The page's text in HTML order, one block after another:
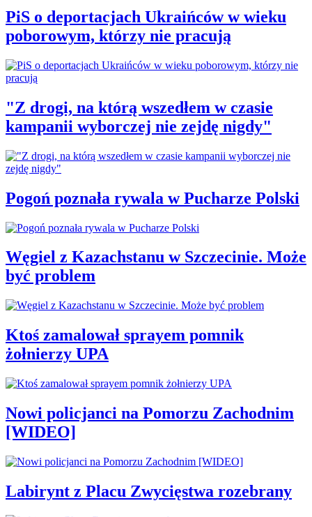
PiS o deportacjach Ukraińców w wieku
poborowym, którzy nie pracują
"Z drogi, na którą wszedłem w czasie
kampanii wyborczej nie zejdę nigdy"
Pogoń poznała rywala w Pucharze Polski
Węgiel z Kazachstanu w Szczecinie. Może
być problem
Ktoś zamalował sprayem pomnik
żołnierzy UPA
Nowi policjanci na Pomorzu Zachodnim
[WIDEO]
Labirynt z Placu Zwycięstwa rozebrany